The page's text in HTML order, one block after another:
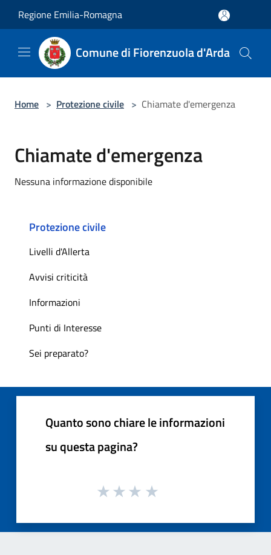
Regione Emilia-Romagna
Comune di Fiorenzuola d'Arda
Home > Protezione civile > Chiamate d'emergenza
Chiamate d'emergenza
Nessuna informazione disponibile
Protezione civile
Livelli d'Allerta
Avvisi criticità
Informazioni
Punti di Interesse
Sei preparato?
Quanto sono chiare le informazioni
su questa pagina?